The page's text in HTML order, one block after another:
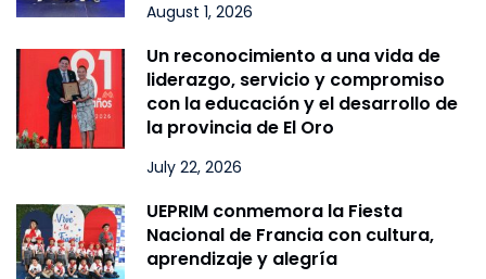
August 1, 2026
Un reconocimiento a una vida de
liderazgo, servicio y compromiso
con la educación y el desarrollo de
la provincia de El Oro
July 22, 2026
UEPRIM conmemora la Fiesta
Nacional de Francia con cultura,
aprendizaje y alegría